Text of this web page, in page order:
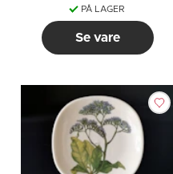
PÅ LAGER
Se vare